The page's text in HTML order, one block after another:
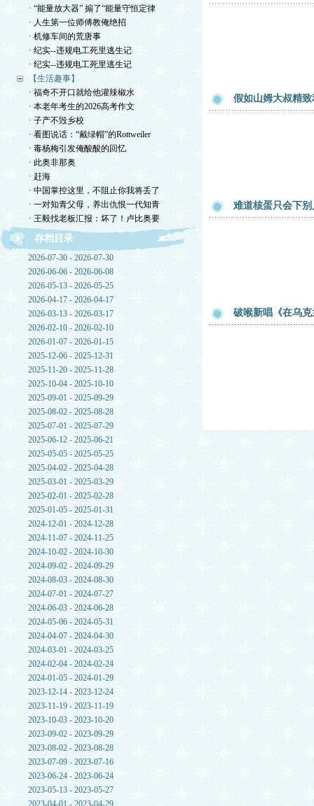
· “能量放大器” 搧了“能量守恒定律
· 人生第一位师傅教俺绝招
· 机修车间的荒唐事
· 纪实--违规电工死里逃生记
· 纪实--违规电工死里逃生记
【生活趣事】
· 福奇不开口就给他灌辣椒水
· 本老年考生的2026高考作文
· 子产不毁乡校
· 看图说话：“戴绿帽”的Rottweiler
· 毒杨梅引发俺酸酸的回忆
· 此奥非那奥
· 赶海
· 中国掌控这里，不阻止你我将丢了
· 一对知青父母，养出仇恨一代知青
· 王毅找老板汇报：坏了！卢比奥要
存档目录
2026-07-30 - 2026-07-30
2026-06-06 - 2026-06-08
2026-05-13 - 2026-05-25
2026-04-17 - 2026-04-17
2026-03-13 - 2026-03-17
2026-02-10 - 2026-02-10
2026-01-07 - 2026-01-15
2025-12-06 - 2025-12-31
2025-11-20 - 2025-11-28
2025-10-04 - 2025-10-10
2025-09-01 - 2025-09-29
2025-08-02 - 2025-08-28
2025-07-01 - 2025-07-29
2025-06-12 - 2025-06-21
2025-05-05 - 2025-05-25
2025-04-02 - 2025-04-28
2025-03-01 - 2025-03-29
2025-02-01 - 2025-02-28
2025-01-05 - 2025-01-31
2024-12-01 - 2024-12-28
2024-11-07 - 2024-11-25
2024-10-02 - 2024-10-30
2024-09-02 - 2024-09-29
2024-08-03 - 2024-08-30
2024-07-01 - 2024-07-27
2024-06-03 - 2024-06-28
2024-05-06 - 2024-05-31
2024-04-07 - 2024-04-30
2024-03-01 - 2024-03-25
2024-02-04 - 2024-02-24
2024-01-05 - 2024-01-29
2023-12-14 - 2023-12-24
2023-11-19 - 2023-11-19
2023-10-03 - 2023-10-20
2023-09-02 - 2023-09-29
2023-08-02 - 2023-08-28
2023-07-09 - 2023-07-16
2023-06-24 - 2023-06-24
2023-05-13 - 2023-05-27
2023-04-01 - 2023-04-29
假如山姆大叔精
难道核蛋只会下
破喉新唱《在乌